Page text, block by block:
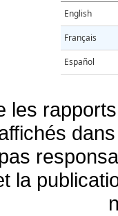
English
Français
Español
les
la